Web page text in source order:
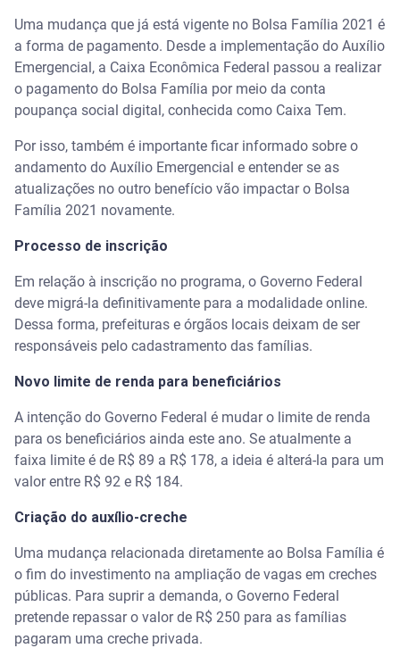
Uma mudança que já está vigente no Bolsa Família 2021 é
a forma de pagamento. Desde a implementação do Auxílio
Emergencial, a Caixa Econômica Federal passou a realizar
o pagamento do Bolsa Família por meio da conta
poupança social digital, conhecida como Caixa Tem.
Por isso, também é importante ficar informado sobre o
andamento do Auxílio Emergencial e entender se as
atualizações no outro benefício vão impactar o Bolsa
Família 2021 novamente.
Processo de inscrição
Em relação à inscrição no programa, o Governo Federal
deve migrá-la definitivamente para a modalidade online.
Dessa forma, prefeituras e órgãos locais deixam de ser
responsáveis pelo cadastramento das famílias.
Novo limite de renda para beneficiários
A intenção do Governo Federal é mudar o limite de renda
para os beneficiários ainda este ano. Se atualmente a
faixa limite é de R$ 89 a R$ 178, a ideia é alterá-la para um
valor entre R$ 92 e R$ 184.
Criação do auxílio-creche
Uma mudança relacionada diretamente ao Bolsa Família é
o fim do investimento na ampliação de vagas em creches
públicas. Para suprir a demanda, o Governo Federal
pretende repassar o valor de R$ 250 para as famílias
pagaram uma creche privada.